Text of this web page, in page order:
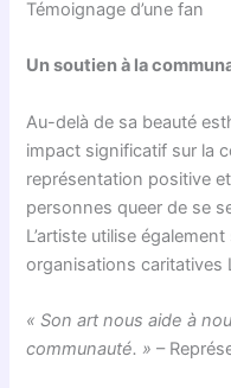
Témoignage d’une fan
Un soutien à la
Au-delà de sa beauté
impact significatif sur la
représentation positive
personnes queer de se
L’artiste utilise
organisations caritatives
« Son art nous aide à
communauté. » –